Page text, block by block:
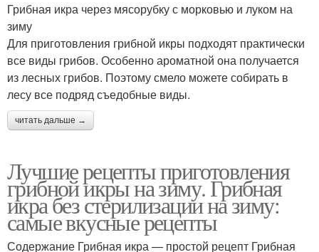
Грибная икра через мясорубку с морковью и луком на
зиму
Для приготовления грибной икры подходят практически
все виды грибов. Особенно ароматной она получается
из лесных грибов. Поэтому смело можете собирать в
лесу все подряд съедобные виды.
читать дальше →
Лучшие рецепты приготовления
грибной икры на зиму. Грибная
икра без стерилизации на зиму:
самые вкусные рецепты
Содержание Грибная икра — простой рецепт Грибная